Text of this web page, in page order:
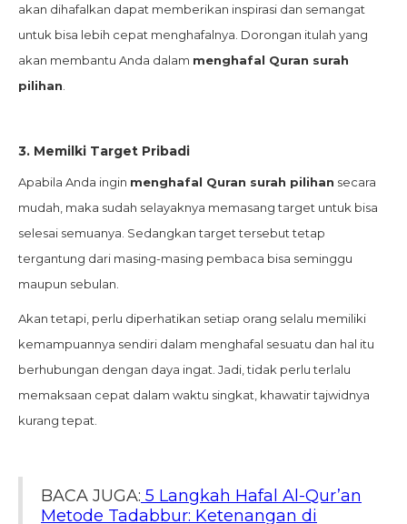
akan dihafalkan dapat memberikan inspirasi dan semangat
untuk bisa lebih cepat menghafalnya. Dorongan itulah yang
akan membantu Anda dalam menghafal Quran surah
pilihan
3. Memilki Target Pribadi
Apabila Anda ingin menghafal Quran surah pilihan secara
mudah, maka sudah selayaknya memasang target untuk bisa
selesai semuanya. Sedangkan target tersebut tetap
tergantung dari masing-masing pembaca bisa seminggu
maupun sebulan.
Akan tetapi, perlu diperhatikan setiap orang selalu memiliki
kemampuannya sendiri dalam menghafal sesuatu dan hal itu
berhubungan dengan daya ingat. Jadi, tidak perlu terlalu
memaksaan cepat dalam waktu singkat, khawatir tajwidnya
kurang tepat.
BACA JUGA: 5 Langkah Hafal Al-Qur’an
Metode Tadabbur: Ketenangan di